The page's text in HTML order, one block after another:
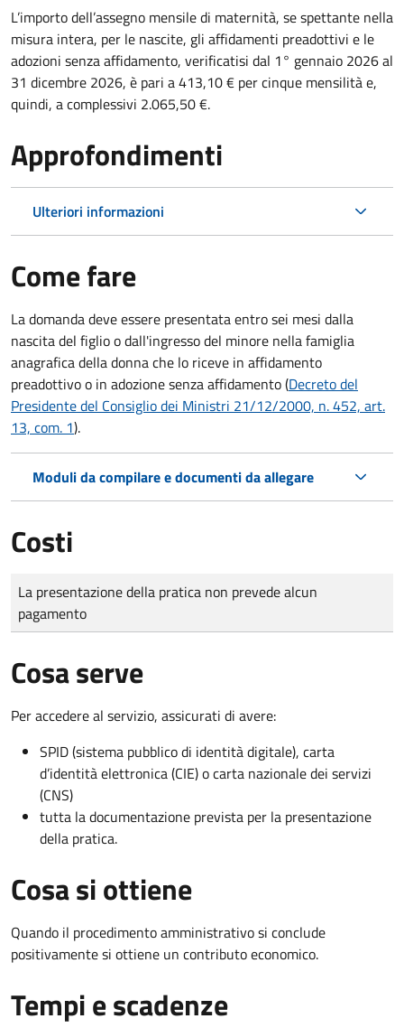
L’importo dell’assegno mensile di maternità, se spettante nella
misura intera, per le nascite, gli affidamenti preadottivi e le
adozioni senza affidamento, verificatisi dal 1° gennaio 2026 al
31 dicembre 2026, è pari a 413,10 € per cinque mensilità e,
quindi, a complessivi 2.065,50 €.
Approfondimenti
Ulteriori informazioni
Come fare
La domanda deve essere presentataentro sei mesi dalla
nascita del figlio o dall'ingresso del minore nella famiglia
anagrafica della donna che lo riceve in affidamento
preadottivo o in adozione senza affidamento (Decreto del
Presidente del Consiglio dei Ministri 21/12/2000, n. 452, art.
13, com. 1).
Moduli da compilare e documenti da allegare
Costi
Tipo di pagamento
Importo
La presentazione della pratica non prevede alcun
pagamento
Cosa serve
Per accedere al servizio, assicurati di avere:
SPID (sistema pubblico di identità digitale), carta
d’identità elettronica (CIE) o carta nazionale dei servizi
(CNS)
tutta la documentazione prevista per la presentazione
della pratica.
Cosa si ottiene
Quando il procedimento amministrativo si conclude
positivamente si ottiene un contributo economico.
Tempi e scadenze